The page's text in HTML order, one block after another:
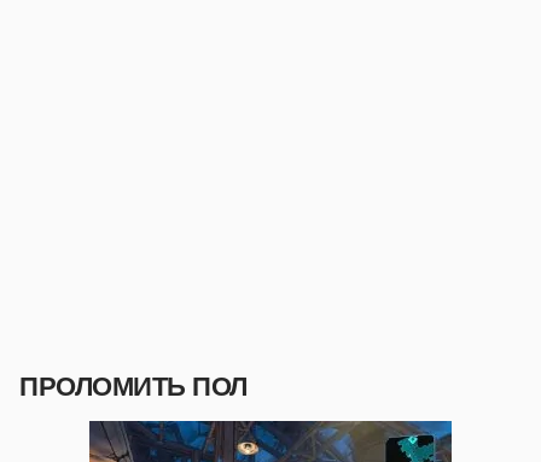
ПРОЛОМИТЬ ПОЛ